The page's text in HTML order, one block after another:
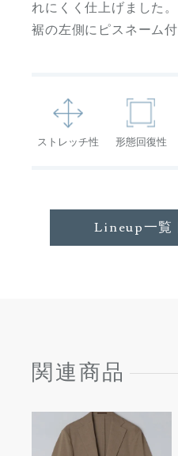
れにくく仕上げました。
裾の左側にピスネーム付
ストレッチ性 形態回復性
Lineup一覧
関連商品